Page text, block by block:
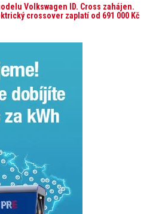
pořizovací cena vozu dosahuje 337
financovaná částka
tisíc korun. Vyplývá to z dat Leasingu
Volkswagen ID. Cross zahájen.
crossover zaplatí od 691 000 Kč